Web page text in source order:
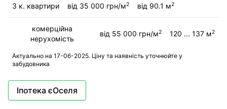
3 к. квартири від 35 000 грн/м2 від 90.1 м2
комерційна
нерухомість
від 55 000 грн/м2 120 ... 137 м2
Актуально на 17-06-2025. Ціну та наявність уточнюйте у
забудовника
Іпотека єОселя